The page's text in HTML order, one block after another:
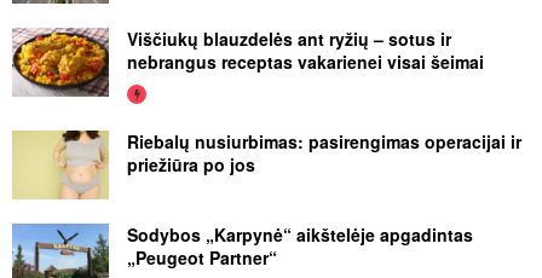
Viščiukų blauzdelės ant ryžių – sotus ir
nebrangus receptas vakarienei visai šeimai
Riebalų nusiurbimas: pasirengimas operacijai ir
priežiūra po jos
Sodybos „Karpynė“ aikštelėje apgadintas
„Peugeot Partner“